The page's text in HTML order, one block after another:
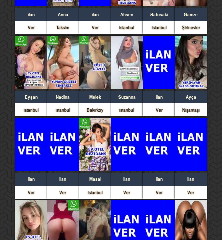
ilan
Ver
Anna
Taksim
ilan
Ver
Ahsen
istanbul
Satosaki
istanbul
Gamze
Şirinevler
Eyşan
istanbul
Nadina
istanbul
Melek
Bakırköy
Suzanna
istanbul
ilan
Ver
Ayça
Nişantaşı
ilan
Ver
ilan
Ver
Masal
istanbul
ilan
Ver
ilan
Ver
ilan
Ver